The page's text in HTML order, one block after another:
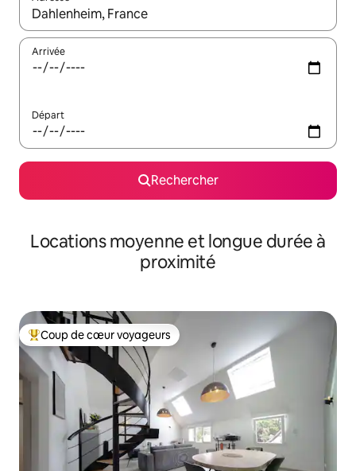
Lorsque les résultats s'affichent, utilisez les flèches vers le
Arrivée
Départ
Rechercher
Locations moyenne et longue durée à
proximité
Coups de cœur voyageurs les plus appréciés
Coup de cœur voyageurs